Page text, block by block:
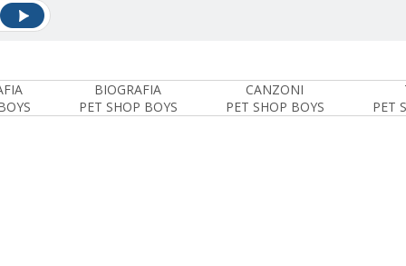
BIOGRAFIA
PET SHOP BOYS
CANZONI
PET SHOP BOYS
PET